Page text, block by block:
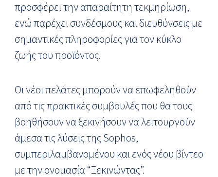
προσφέρει την απαραίτητη τεκμηρίωση,
ενώ παρέχει συνδέσμους και διευθύνσεις με
σημαντικές πληροφορίες για τον κύκλο
ζωής του προϊόντος.
Οι νέοι πελάτες μπορούν να επωφεληθούν
από τις πρακτικές συμβουλές που θα τους
βοηθήσουν να ξεκινήσουν να λειτουργούν
άμεσα τις λύσεις της Sophos,
συμπεριλαμβανομένου και ενός νέου βίντεο
με την ονομασία “Ξεκινώντας”.